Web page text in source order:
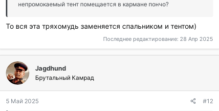
непромокаемый тент помещается в кармане пончо?
То вся эта тряхомудь заменяется спальником и тентом)
Последнее редактирование: 28 Апр 2025
Jagdhund
Брутальный Камрад
5 Май 2025 #12